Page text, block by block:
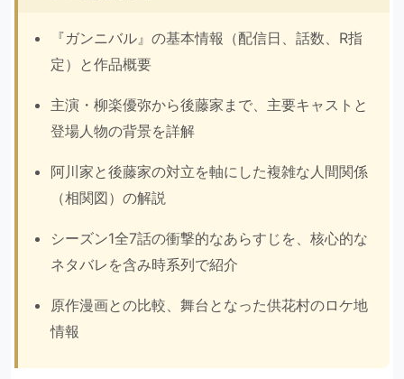
『ガンニバル』の基本情報（配信日、話数、R指
定）と作品概要
主演・柳楽優弥から後藤家まで、主要キャストと
登場人物の背景を詳解
阿川家と後藤家の対立を軸にした複雑な人間関係
（相関図）の解説
シーズン1全7話の衝撃的なあらすじを、核心的な
ネタバレを含み時系列で紹介
原作漫画との比較、舞台となった供花村のロケ地
情報